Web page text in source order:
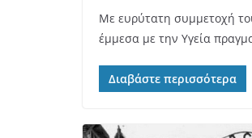
Με ευρύτατη συμμετοχή
έμμεσα με την Υγεία
Διαβάστε περισσότερα